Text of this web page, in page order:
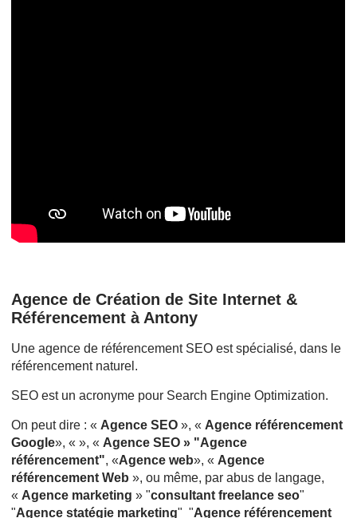
Agence de Création de Site Internet &
Référencement à Antony
Une agence de référencement SEO est spécialisé, dans le
référencement naturel.
SEO est un acronyme pour Search Engine Optimization.
On peut dire : « Agence SEO », « Agence référencement
Google», « », « Agence SEO » "Agence
référencement", «Agence web», « Agence
référencement Web », ou même, par abus de langage,
« Agence marketing » "consultant freelance seo"
"Agence statégie marketing" "Agence référencement